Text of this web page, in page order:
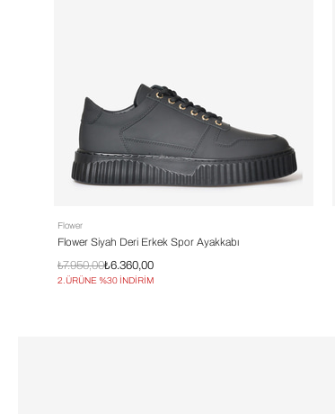
Flower
Flower Siyah Deri Erkek Spor Ayakkabı
₺6.360,00
₺7.950,00
2.ÜRÜNE %30 İNDİRİM